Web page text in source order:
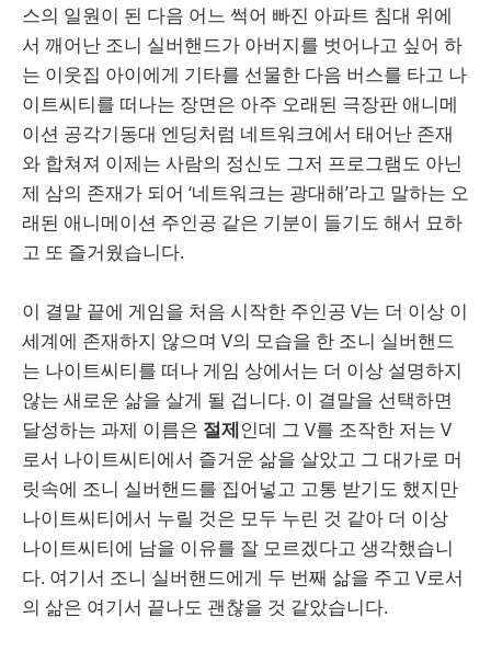
스의 일원이 된 다음 어느 썩어 빠진 아파트 침대 위에
서 깨어난 조니 실버핸드가 아버지를 벗어나고 싶어 하
는 이웃집 아이에게 기타를 선물한 다음 버스를 타고 나
이트씨티를 떠나는 장면은 아주 오래된 극장판 애니메
이션 공각기동대 엔딩처럼 네트워크에서 태어난 존재
와 합쳐져 이제는 사람의 정신도 그저 프로그램도 아닌
제 삼의 존재가 되어 ‘네트워크는 광대해’라고 말하는 오
래된 애니메이션 주인공 같은 기분이 들기도 해서 묘하
고 또 즐거웠습니다.
이 결말 끝에 게임을 처음 시작한 주인공 V는 더 이상 이
세계에 존재하지 않으며 V의 모습을 한 조니 실버핸드
는 나이트씨티를 떠나 게임 상에서는 더 이상 설명하지
않는 새로운 삶을 살게 될 겁니다. 이 결말을 선택하면
달성하는 과제 이름은 절제인데 그 V를 조작한 저는 V
로서 나이트씨티에서 즐거운 삶을 살았고 그 대가로 머
릿속에 조니 실버핸드를 집어넣고 고통 받기도 했지만
나이트씨티에서 누릴 것은 모두 누린 것 같아 더 이상
나이트씨티에 남을 이유를 잘 모르겠다고 생각했습니
다. 여기서 조니 실버핸드에게 두 번째 삶을 주고 V로서
의 삶은 여기서 끝나도 괜찮을 것 같았습니다.